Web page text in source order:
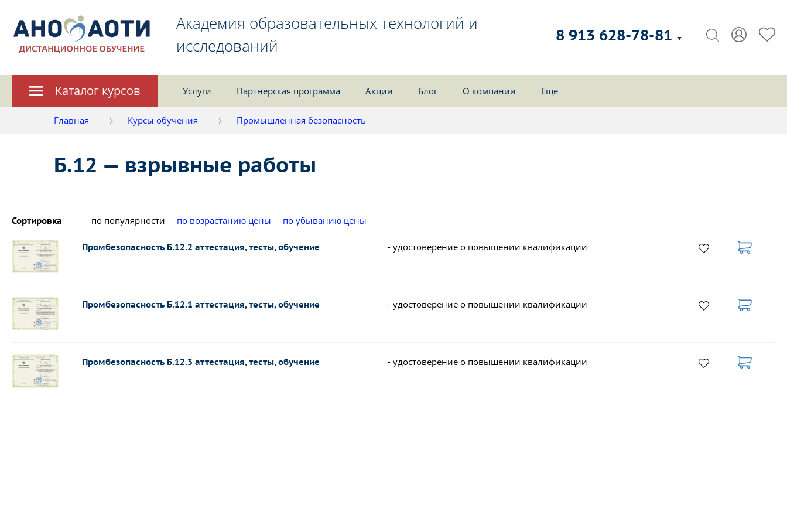
Академия образовательных технологий и
исследований
8 913 628-78-81 ▼
Каталог курсов Услуги Партнерская программа Акции Блог О компании Еще
Главная Курсы обучения Промышленная безопасность
Б.12 — взрывные работы
Сортировка по популярности по возрастанию цены по убыванию цены
Промбезопасность Б.12.2 аттестация, тесты, обучение - удостоверение о повышении квалификации
Промбезопасность Б.12.1 аттестация, тесты, обучение - удостоверение о повышении квалификации
Промбезопасность Б.12.3 аттестация, тесты, обучение - удостоверение о повышении квалификации